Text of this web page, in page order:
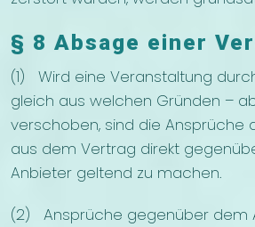
§ 8 Absage einer
(1) Wird eine Veranstaltung
gleich aus welchen Gründen –
verschoben, sind die Ansprüche
aus dem Vertrag direkt
Anbieter geltend zu machen.
(2) Ansprüche gegenüber dem